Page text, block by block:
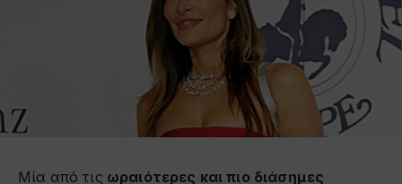
Μία από τις ωραιότερες και πιο διάσημες